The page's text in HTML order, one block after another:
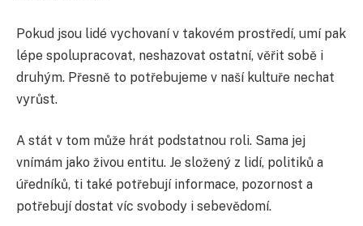
Pokud jsou lidé vychovaní v takovém prostředí, umí pak
lépe spolupracovat, neshazovat ostatní, věřit sobě i
druhým. Přesně to potřebujeme v naší kultuře nechat
vyrůst.
A stát v tom může hrát podstatnou roli. Sama jej
vnímám jako živou entitu. Je složený z lidí, politiků a
úředníků, ti také potřebují informace, pozornost a
potřebují dostat víc svobody i sebevědomí.